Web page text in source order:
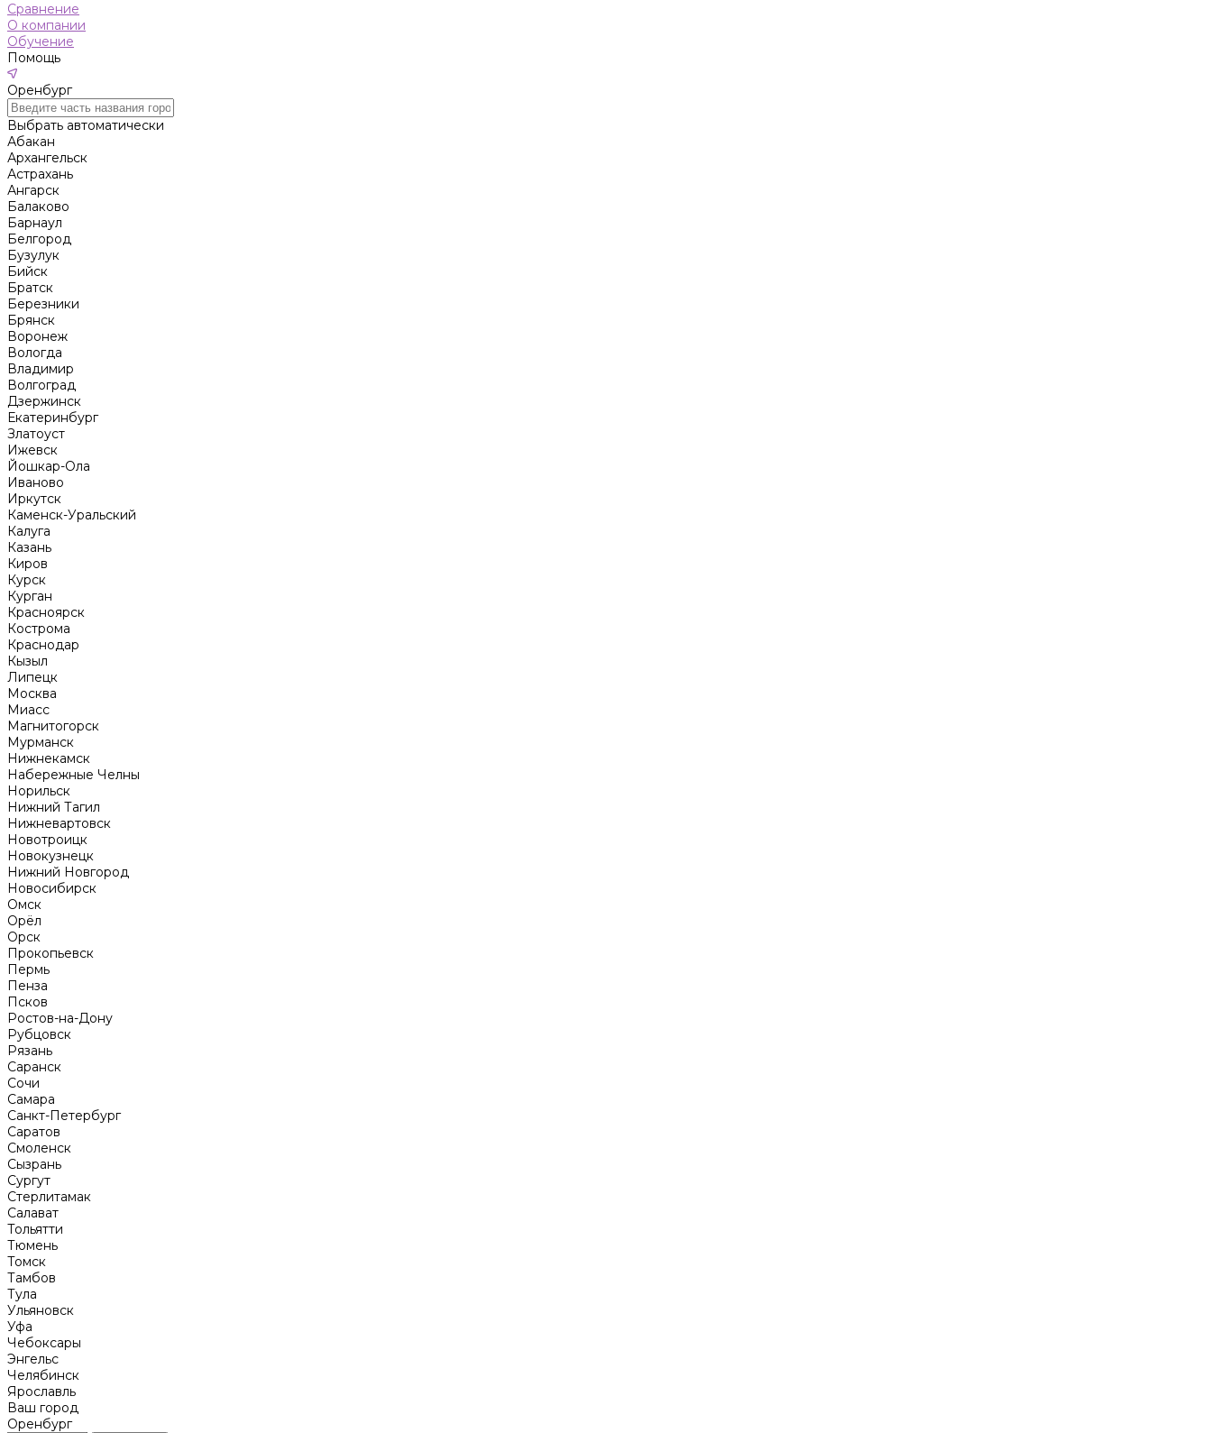
Сравнение
О компании
Обучение
Помощь
Оренбург
Выбрать автоматически
Абакан
Архангельск
Астрахань
Ангарск
Балаково
Барнаул
Белгород
Бузулук
Бийск
Братск
Березники
Брянск
Воронеж
Вологда
Владимир
Волгоград
Дзержинск
Екатеринбург
Златоуст
Ижевск
Йошкар-Ола
Иваново
Иркутск
Каменск-Уральский
Калуга
Казань
Киров
Курск
Курган
Красноярск
Кострома
Краснодар
Кызыл
Липецк
Москва
Миасс
Магнитогорск
Мурманск
Нижнекамск
Набережные Челны
Норильск
Нижний Тагил
Нижневартовск
Новотроицк
Новокузнецк
Нижний Новгород
Новосибирск
Омск
Орёл
Орск
Прокопьевск
Пермь
Пенза
Псков
Ростов-на-Дону
Рубцовск
Рязань
Саранск
Сочи
Самара
Санкт-Петербург
Саратов
Смоленск
Сызрань
Сургут
Стерлитамак
Салават
Тольятти
Тюмень
Томск
Тамбов
Тула
Ульяновск
Уфа
Чебоксары
Энгельс
Челябинск
Ярославль
Ваш город
Оренбург